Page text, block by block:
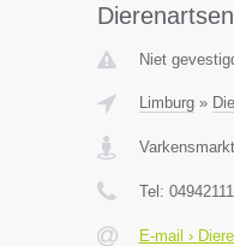
Niet
Limburg»
Tel:
E-mail ›